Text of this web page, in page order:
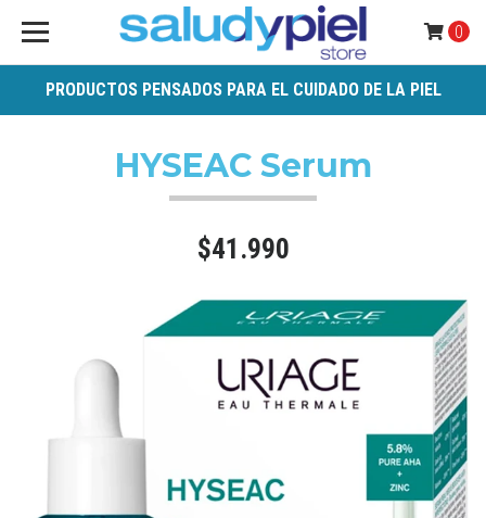
PRODUCTOS PENSADOS PARA EL CUIDADO DE LA PIEL
0
HYSEAC Serum
$41.990